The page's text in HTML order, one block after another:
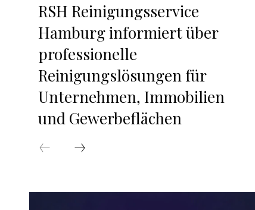
RSH Reinigungsservice
Hamburg informiert über
professionelle
Reinigungslösungen für
Unternehmen, Immobilien
und Gewerbeflächen